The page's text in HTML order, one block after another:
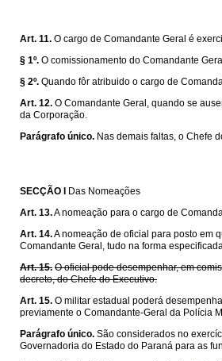
Art. 11. O cargo de Comandante Geral é
§ 1º. O comissionamento do Comandante
§ 2º. Quando fôr atribuido o cargo de
Art. 12. O Comandante Geral, quando se
da Corporação.
Parágrafo único. Nas demais faltas, o Chefe
SECÇÃO I
Das Nomeações
Art. 13.A nomeação para o cargo de
Art. 14.A nomeação de oficial para posto em
Comandante Geral, tudo na forma
Art. 15. O oficial pode desempenhar, em
decreto, do Chefe do Executivo.
Art. 15. O militar estadual poderá
previamente o Comandante-Geral da Polícia
Parágrafo único. São considerados no
Governadoria do Estado do Paraná para as